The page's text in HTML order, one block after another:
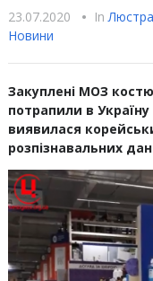
23.07.2020 • In
Новини
Закуплені МОЗ
потрапили в
виявилася
розпізнавальних